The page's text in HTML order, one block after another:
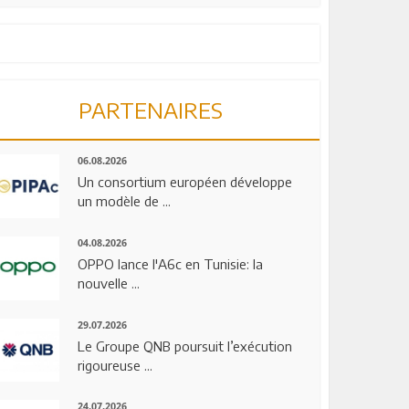
PARTENAIRES
06.08.2026
Un consortium européen développe
un modèle de ...
04.08.2026
OPPO lance l'A6c en Tunisie: la
nouvelle ...
29.07.2026
Le Groupe QNB poursuit l’exécution
rigoureuse ...